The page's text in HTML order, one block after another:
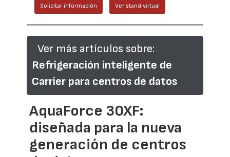
Solicitar información Ver stand virtual
Ver más artículos sobre:
Refrigeración inteligente de
Carrier para centros de datos
AquaForce 30XF:
diseñada para la nueva
generación de centros